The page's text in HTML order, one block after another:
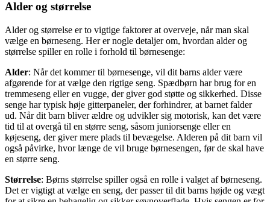
Alder og størrelse
Alder og størrelse er to vigtige faktorer at overveje, når man skal
vælge en børneseng. Her er nogle detaljer om, hvordan alder og
størrelse spiller en rolle i forhold til børnesenge:
Alder: Når det kommer til børnesenge, vil dit barns alder være
afgørende for at vælge den rigtige seng. Spædbørn har brug for en
tremmeseng eller en vugge, der giver god støtte og sikkerhed. Disse
senge har typisk høje gitterpaneler, der forhindrer, at barnet falder
ud. Når dit barn bliver ældre og udvikler sig motorisk, kan det være
tid til at overgå til en større seng, såsom juniorsenge eller en
køjeseng, der giver mere plads til bevægelse. Alderen på dit barn vil
også påvirke, hvor længe de vil bruge børnesengen, før de skal have
en større seng.
Størrelse: Børns størrelse spiller også en rolle i valget af børneseng.
Det er vigtigt at vælge en seng, der passer til dit barns højde og vægt